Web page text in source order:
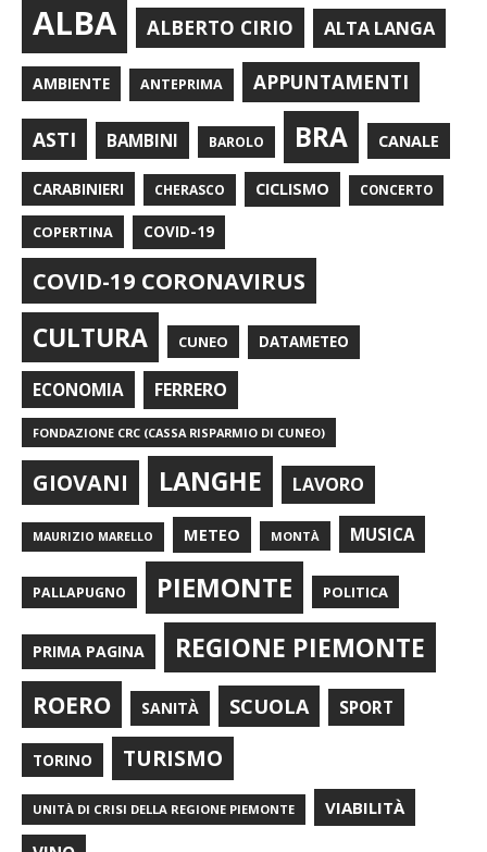
ALBA ALBERTO CIRIO ALTA LANGA
AMBIENTE ANTEPRIMA APPUNTAMENTI
ASTI BAMBINI BAROLO BRA CANALE
CARABINIERI CHERASCO CICLISMO CONCERTO
COPERTINA COVID-19
COVID-19 CORONAVIRUS
CULTURA CUNEO DATAMETEO
ECONOMIA FERRERO
FONDAZIONE CRC (CASSA RISPARMIO DI CUNEO)
GIOVANI LANGHE LAVORO
MAURIZIO MARELLO METEO MONTÀ MUSICA
PALLAPUGNO PIEMONTE POLITICA
PRIMA PAGINA REGIONE PIEMONTE
ROERO SANITÀ SCUOLA SPORT
TORINO TURISMO
UNITÀ DI CRISI DELLA REGIONE PIEMONTE VIABILITÀ